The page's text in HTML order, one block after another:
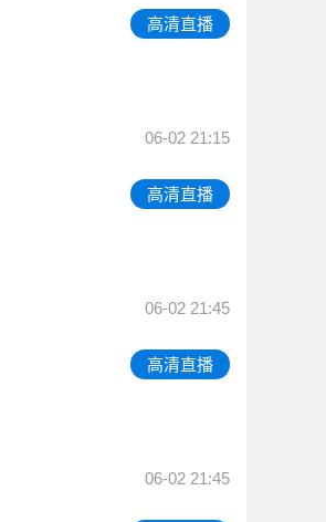
高清直播
06-02 21:15
高清直播
06-02 21:45
高清直播
06-02 21:45